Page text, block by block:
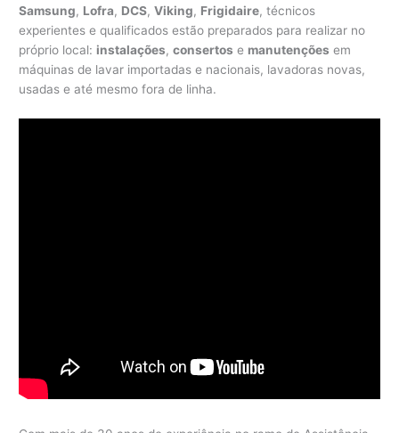
Samsung, Lofra, DCS,Viking, Frigidaire, técnicos
experientes e qualificados estão preparados para realizar no
próprio local: instalações,consertos e manutenções em
máquinas de lavar importadas e nacionais, lavadoras novas,
usadas e até mesmo fora de linha.